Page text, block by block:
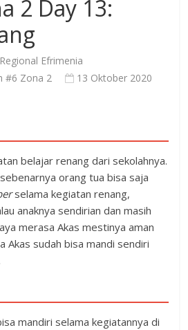
2 Day 13:
Regional Efrimenia
#6 Zona 2
13 Oktober 2020
belajar renang dari sekolahnya.
orang tua bisa saja
selama kegiatan renang,
anaknya sendirian dan masih
merasa Akas mestinya aman
Akas sudah bisa mandi sendiri
mandiri selama kegiatannya di